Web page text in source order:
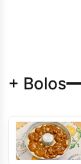
+ Bolos